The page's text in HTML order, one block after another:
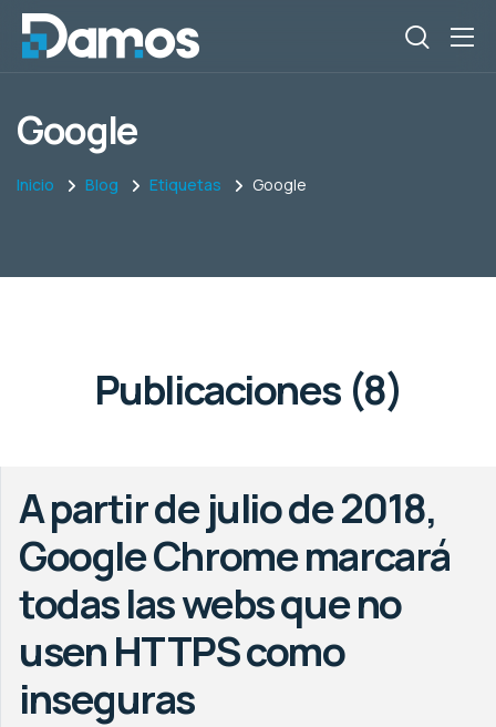
Google
Inicio Blog Etiquetas Google
Publicaciones (8)
A partir de julio de 2018,
Google Chrome marcará
todas las webs que no
usen HTTPS como
inseguras